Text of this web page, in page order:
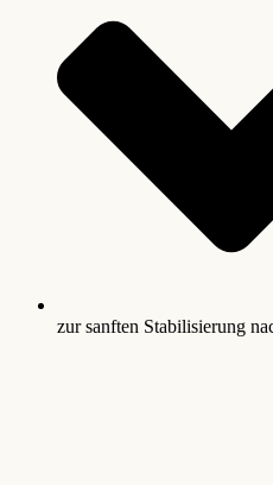
zur sanften Stabilisierung